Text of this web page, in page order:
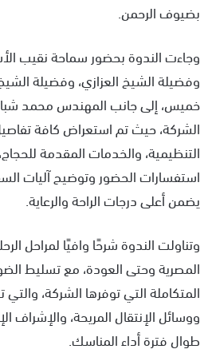
بضيوف الرحمن.
وجاءت الندوة بحضور سماحة نقيب
وفضيلة الشيخ العزازي، وفضيلة
خميس، إلى جانب المهندس محمد
الشركة، حيث تم استعراض كافة
التنظيمية، والخدمات المقدمة
استفسارات الحضور وتوضيح آليات
يضمن أعلى درجات الراحة والرعاية.
وتناولت الندوة شرحًا وافيًا لمراحل
المصرية وحتى العودة، مع تسليط
المتكاملة التي توفرها الشركة،
ووسائل الإنتقال المريحة، والإشراف
طوال فترة أداء المناسك.